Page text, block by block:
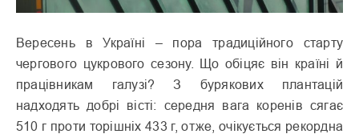
Вересень в Україні – пора традиційного старту
чергового цукрового сезону. Що обіцяє він країні й
працівникам галузі? З бурякових плантацій
надходять добрі вісті: середня вага коренів сягає
510 г проти торішніх 433 г, отже, очікується рекордна